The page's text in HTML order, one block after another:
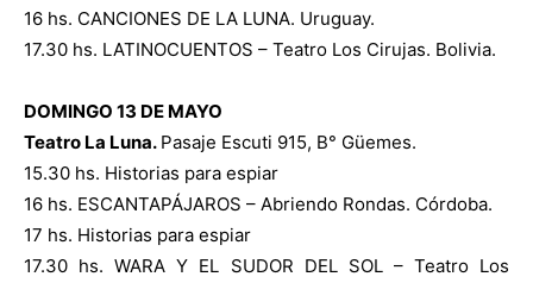
16 hs. CANCIONES DE LA LUNA. Uruguay.
17.30 hs. LATINOCUENTOS – Teatro Los Cirujas. Bolivia.
DOMINGO 13 DE MAYO
Teatro La Luna. Pasaje Escuti 915, B° Güemes.
15.30 hs. Historias para espiar
16 hs. ESCANTAPÁJAROS – Abriendo Rondas. Córdoba.
17 hs. Historias para espiar
17.30 hs. WARA Y EL SUDOR DEL SOL – Teatro Los